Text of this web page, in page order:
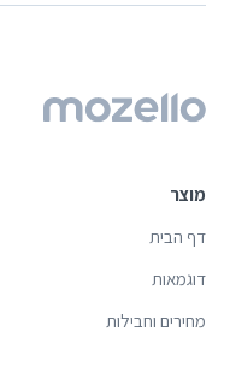
מוצר
דף הבית
דוגמאות
מחירים וחבילות